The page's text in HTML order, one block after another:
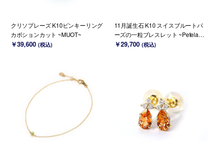
クリソプレーズ K10ピンキーリング
カボションカット ~MUOT~
￥39,600 (税込)
11月誕生石 K10 スイスブルートパ
ーズの一粒ブレスレット ~Petela~
(K18 変更可能)
￥29,700 (税込)